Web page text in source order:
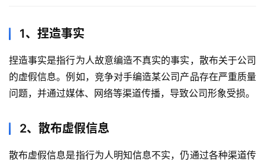
1、捏造事实
捏造事实是指行为人故意编造不真实的事实，散布关于公司
的虚假信息。例如，竞争对手编造某公司产品存在严重质量
问题，并通过媒体、网络等渠道传播，导致公司形象受损。
2、散布虚假信息
散布虚假信息是指行为人明知信息不实，仍通过各种渠道传